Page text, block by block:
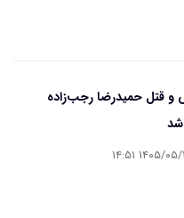
و قتل حمیدرضا رجب‌زاده
شد
۰۵/۱۷ ۱۴:۵۱